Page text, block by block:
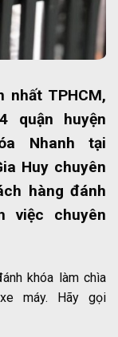
TPHCM,
quận huyện
Nhanh tại
Huy chuyên
hàng đánh
việc chuyên
khóa làm chìa
máy. Hãy gọi